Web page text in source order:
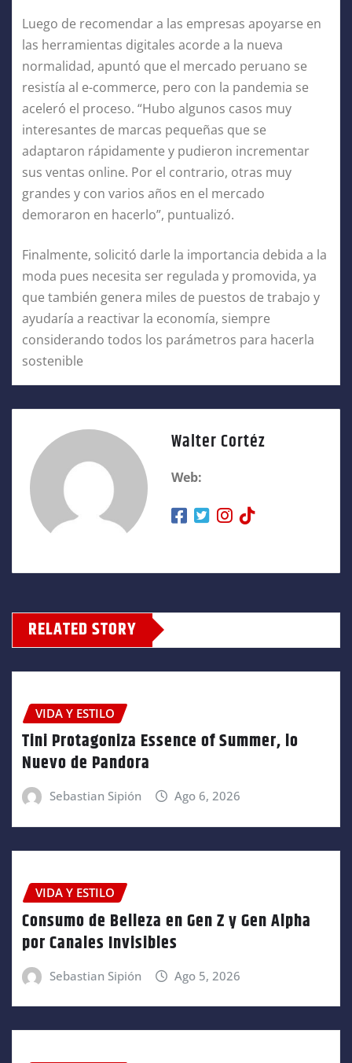
Luego de recomendar a las empresas apoyarse en
las herramientas digitales acorde a la nueva
normalidad, apuntó que el mercado peruano se
resistía al e-commerce, pero con la pandemia se
aceleró el proceso. “Hubo algunos casos muy
interesantes de marcas pequeñas que se
adaptaron rápidamente y pudieron incrementar
sus ventas online. Por el contrario, otras muy
grandes y con varios años en el mercado
demoraron en hacerlo”, puntualizó.
Finalmente, solicitó darle la importancia debida a la
moda pues necesita ser regulada y promovida, ya
que también genera miles de puestos de trabajo y
ayudaría a reactivar la economía, siempre
considerando todos los parámetros para hacerla
sostenible
Walter Cortéz
Web:
RELATED STORY
VIDA Y ESTILO
Tini Protagoniza Essence of Summer, lo
Nuevo de Pandora
Sebastian Sipión Ago 6, 2026
VIDA Y ESTILO
Consumo de Belleza en Gen Z y Gen Alpha
por Canales Invisibles
Sebastian Sipión Ago 5, 2026